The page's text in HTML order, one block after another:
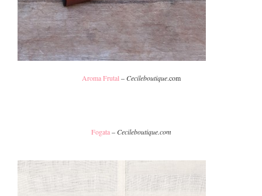
Aroma Frutal–Cecileboutique.com
Fogata–Cecileboutique.com